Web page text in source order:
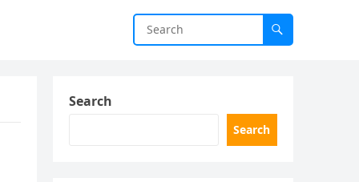
Search
Search